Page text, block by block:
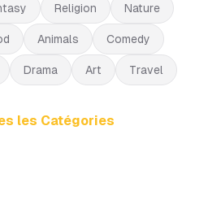
Religion Nature
Animals Comedy
Drama Art Travel
les Catégories